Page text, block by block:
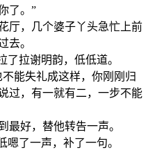
了。”
厅，几个婆子丫头急忙上前
去。
了拉谢明韵，低低道。
能失礼成这样，你刚刚归
过，有一就有二，一步不能
最好，替他转告一声。
嗯了一声，补了一句。